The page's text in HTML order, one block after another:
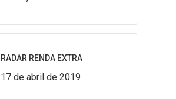
RADAR RENDA EXTRA
17 de abril de 2019